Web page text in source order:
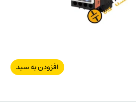
افزودن به سبد